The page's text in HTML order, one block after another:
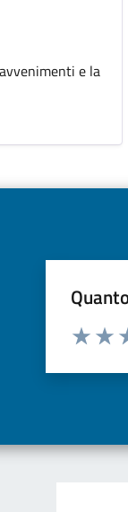
e la
Valuta da 1